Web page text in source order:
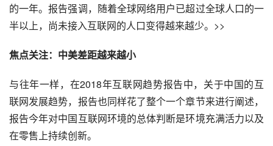
的一年。报告强调，随着全球网络用户已超过全球人口的一
半以上，尚未接入互联网的人口变得越来越少。>>
焦点关注：中美差距越来越小
与往年一样，在2018年互联网趋势报告中，关于中国的互
联网发展趋势，报告也同样花了整个一个章节来进行阐述，
报告今年对中国互联网环境的总体判断是环境充满活力以及
在零售上持续创新。